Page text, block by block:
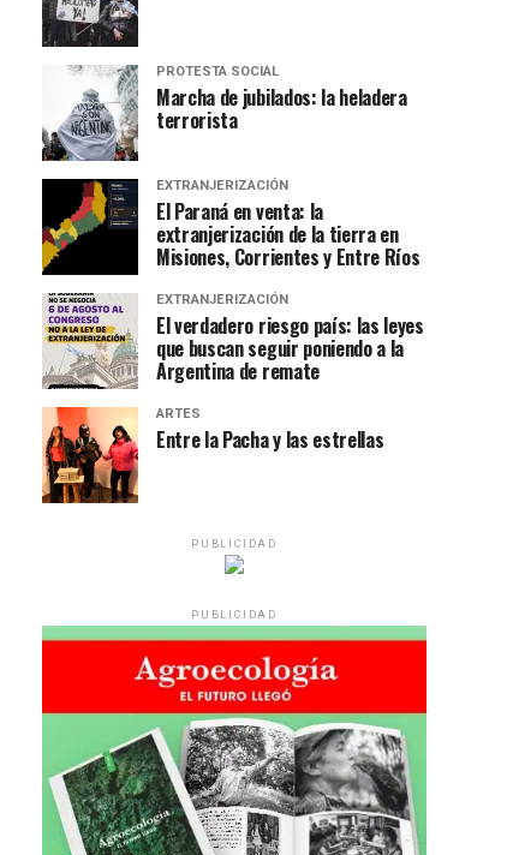
PROTESTA SOCIAL
Marcha de jubilados: la heladera
terrorista
EXTRANJERIZACIÓN
El Paraná en venta: la
extranjerización de la tierra en
Misiones, Corrientes y Entre Ríos
EXTRANJERIZACIÓN
El verdadero riesgo país: las leyes
que buscan seguir poniendo a la
Argentina de remate
ARTES
Entre la Pacha y las estrellas
PUBLICIDAD
PUBLICIDAD